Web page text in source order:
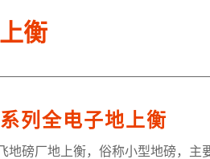
衡
列全电子地上衡
磅厂地上衡，俗称小型地磅，主要